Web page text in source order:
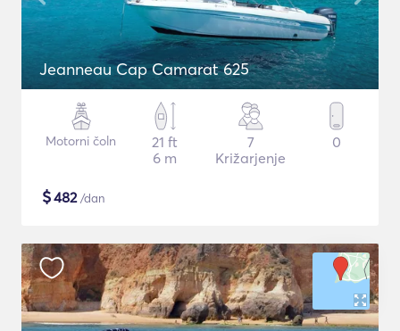
Jeanneau Cap Camarat 625
Motorni čoln
21 ft
6 m
7
Križarjenje
0
$482/dan